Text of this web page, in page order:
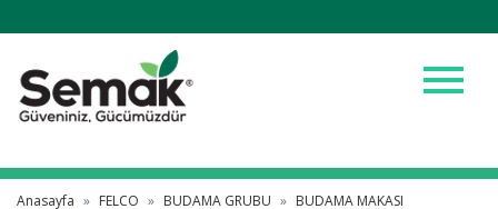
menu
Anasayfa FELCO BUDAMA GRUBU
BUDAMA MAKASI